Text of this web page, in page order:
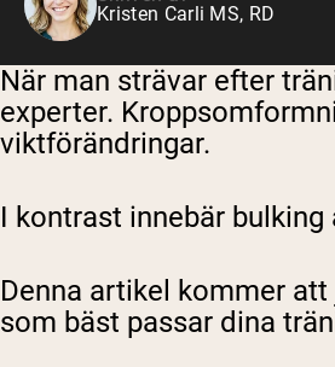
Kristen Carli MS, RD
När man strävar efter
experter.
viktförändringar.
I kontrast innebär
Denna artikel kommer
som bäst passar dina